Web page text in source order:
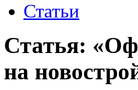
Статьи
Статья:
на